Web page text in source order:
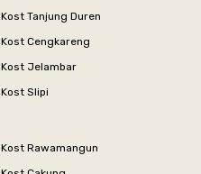
Kost Tanjung Duren
Kost Cengkareng
Kost Jelambar
Kost Slipi
Kost Rawamangun